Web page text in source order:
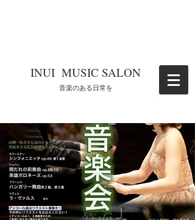
​INUI MUSIC SALON
​音楽のある日常を